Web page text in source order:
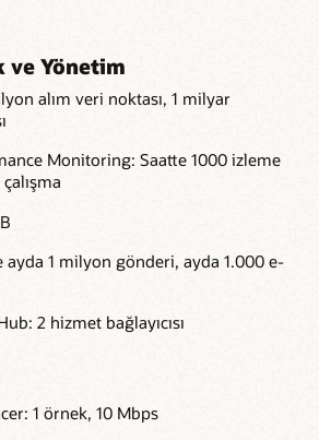
ve Yönetim
alım veri noktası, 1 milyar
Monitoring: Saatte 1000 izleme
1 milyon gönderi, ayda 1.000 e-
2 hizmet bağlayıcısı
1 örnek, 10 Mbps